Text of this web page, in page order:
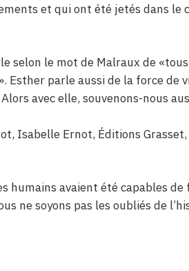
et qui ont été jetés dans le
selon le mot de Malraux de
Esther parle aussi de la force de
avec elle, souvenons-nous
Isabelle Ernot, Éditions
humains avaient été capables
ne soyons pas les oubliés de